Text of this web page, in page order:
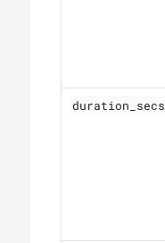
duration_secs